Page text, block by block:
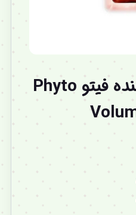
شامپو حجم دهنده فیتو Phyto